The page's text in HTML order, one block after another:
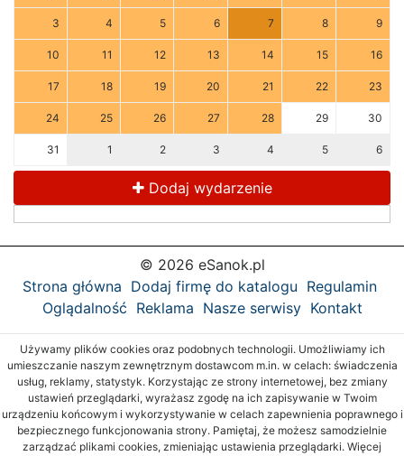
3 4 5 6 7 8 9
10 11 12 13 14 15 16
17 18 19 20 21 22 23
24 25 26 27 28 29 30
31 1 2 3 4 5 6
Dodaj wydarzenie
© 2026 eSanok.pl
Strona główna Dodaj firmę do katalogu Regulamin
Oglądalność Reklama Nasze serwisy Kontakt
Używamy plików cookies oraz podobnych technologii. Umożliwiamy ich
umieszczanie naszym zewnętrznym dostawcom m.in. w celach: świadczenia
usług, reklamy, statystyk. Korzystając ze strony internetowej, bez zmiany
ustawień przeglądarki, wyrażasz zgodę na ich zapisywanie w Twoim
urządzeniu końcowym i wykorzystywanie w celach zapewnienia poprawnego i
bezpiecznego funkcjonowania strony. Pamiętaj, że możesz samodzielnie
zarządzać plikami cookies, zmieniając ustawienia przeglądarki. Więcej